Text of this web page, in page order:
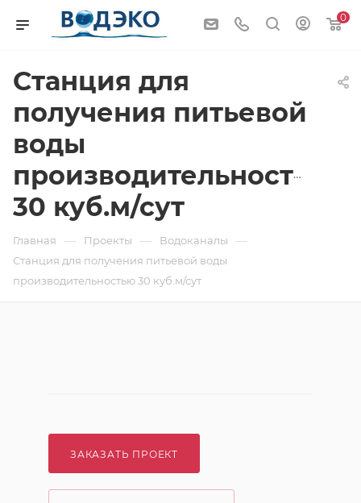
0
Станция для
получения питьевой
воды
производительностью
30 куб.м/сут
Главная — Проекты — Водоканалы —
Станция для получения питьевой воды
производительностью 30 куб.м/сут
ЗАКАЗАТЬ ПРОЕКТ